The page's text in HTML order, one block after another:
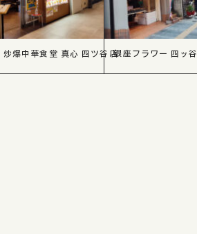
炒爆中華食堂 真心 四ツ谷店銀座フラワー 四ッ谷